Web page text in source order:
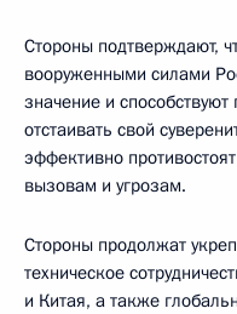
Стороны подтверждают,
вооруженными силами
значение и
отстаивать свой
эффективно
вызовам и угрозам.
Стороны продолжат
техническое
и Китая, а также